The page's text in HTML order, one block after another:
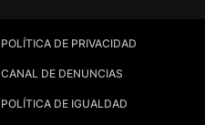
POLÍTICA DE PRIVACIDAD
CANAL DE DENUNCIAS
POLÍTICA DE IGUALDAD